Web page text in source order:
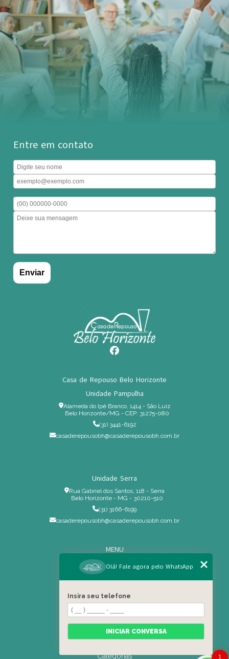
Entre em contato
Casa de Repouso Belo Horizonte
Unidade Pampulha
Alameda do Ipê Branco, 1414 - São Luiz
Belo Horizonte/MG - CEP: 31275-080
(31) 3441-6192
casaderepousobh@casaderepousobh.com.br
Unidade Serra
Rua Gabriel dos Santos, 118 - Serra
Belo Horizonte - MG - 30210-510
(31) 3166-6199
casaderepousobh@casaderepousobh.com.br
MENU
Home
Institucional
Serviços Especiais
Blog
Residência
Categorias
1
Olá! Fale agora pelo WhatsApp
Insira seu telefone
INICIAR CONVERSA